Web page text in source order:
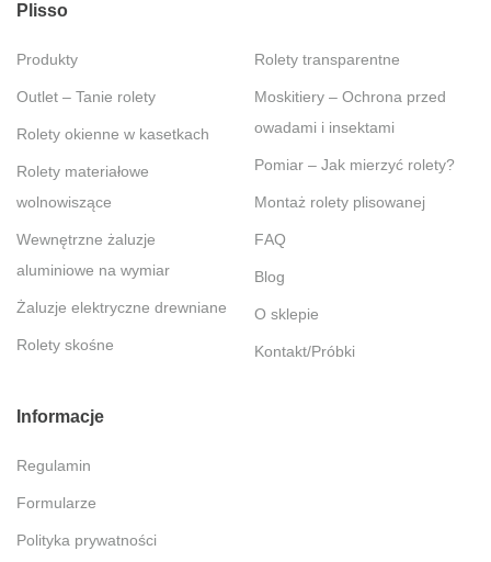
Plisso
Produkty
Outlet – Tanie rolety
Rolety okienne w kasetkach
Rolety materiałowe
wolnowiszące
Wewnętrzne żaluzje
aluminiowe na wymiar
Żaluzje elektryczne drewniane
Rolety skośne
Rolety transparentne
Moskitiery – Ochrona przed
owadami i insektami
Pomiar – Jak mierzyć rolety?
Montaż rolety plisowanej
FAQ
Blog
O sklepie
Kontakt/Próbki
Informacje
Regulamin
Formularze
Polityka prywatności